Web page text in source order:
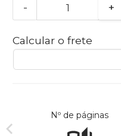
- +
Calcular o frete
Nº de páginas